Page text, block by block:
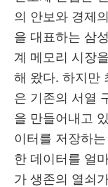
의 안보와 경제
을 대표하는 삼
계 메모리 시장
해 왔다. 하지만
은 기존의 서열
을 만들어내고
이터를 저장하
한 데이터를 얼
가 생존의 열쇠